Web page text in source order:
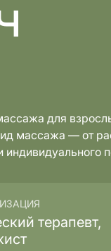
для
массажа — от
терапевт,